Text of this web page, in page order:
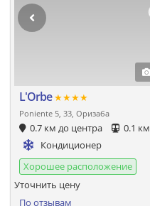
L'Orbe★★★★
Poniente 5, 33, Оризаба
0.7 км до центра 0.1 км
Кондиционер
Хорошее расположение
По отзывам
Уточнить цену